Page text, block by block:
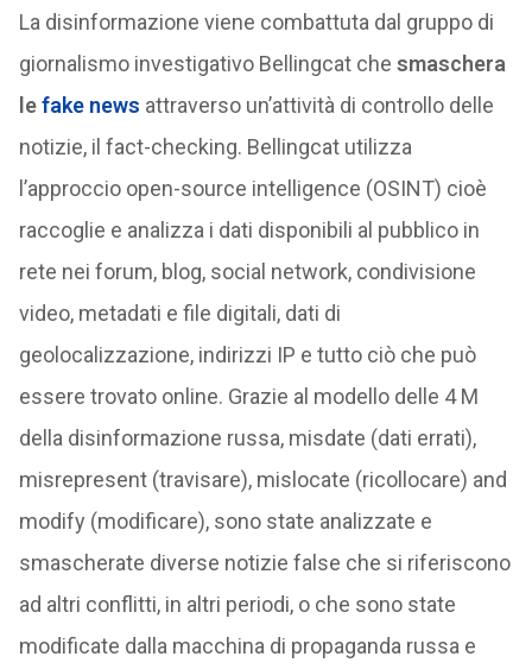
La disinformazione viene combattuta dal gruppo di
giornalismo investigativo Bellingcat che smaschera
lefake news attraverso un’attività di controllo delle
notizie, il fact-checking. Bellingcat utilizza
l’approccio open-source intelligence (OSINT) cioè
raccoglie e analizza i dati disponibili al pubblico in
rete nei forum, blog, social network, condivisione
video, metadati e file digitali, dati di
geolocalizzazione, indirizzi IP e tutto ciò che può
essere trovato online. Grazie al modello delle 4 M
della disinformazione russa, misdate (dati errati),
misrepresent (travisare), mislocate (ricollocare) and
modify (modificare), sono state analizzate e
smascherate diverse notizie false che si riferiscono
ad altri conflitti, in altri periodi, o che sono state
modificate dalla macchina di propaganda russa e